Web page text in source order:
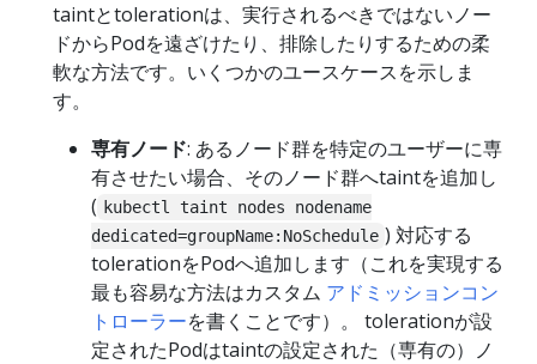
taintとtolerationは、実行されるべきではないノー
ドからPodを遠ざけたり、排除したりするための柔
軟な方法です。いくつかのユースケースを示しま
す。
専有ノード: あるノード群を特定のユーザーに専
有させたい場合、そのノード群へtaintを追加し
( kubectl taint nodes nodename
dedicated=groupName:NoSchedule ) 対応する
tolerationをPodへ追加します（これを実現する
最も容易な方法はカスタム アドミッションコン
トローラーを書くことです）。 tolerationが設
定されたPodはtaintの設定された（専有の）ノ